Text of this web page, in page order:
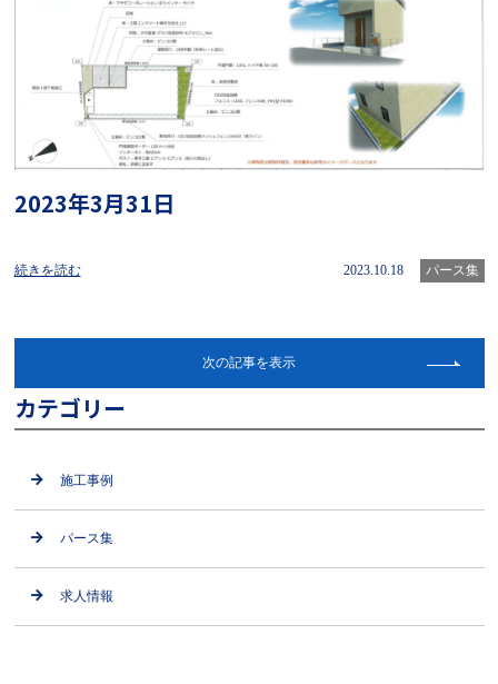
2023年3月31日
続きを読む 2023.10.18 パース集
次の記事を表示
カテゴリー
施工事例
パース集
求人情報